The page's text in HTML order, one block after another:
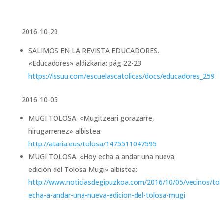
2016-10-29
SALIMOS EN LA REVISTA EDUCADORES.
«Educadores» aldizkaria: pág 22-23
https://issuu.com/escuelascatolicas/docs/educadores_259
2016-10-05
MUGI TOLOSA. «Mugitzeari gorazarre,
hirugarrenez» albistea:
http://ataria.eus/tolosa/1475511047595
MUGI TOLOSA. «Hoy echa a andar una nueva
edición del Tolosa Mugi» albistea:
http://www.noticiasdegipuzkoa.com/2016/10/05/vecinos/
echa-a-andar-una-nueva-edicion-del-tolosa-mugi